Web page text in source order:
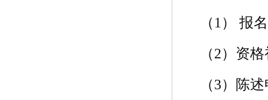
（1） 报
（2）资
（3）陈